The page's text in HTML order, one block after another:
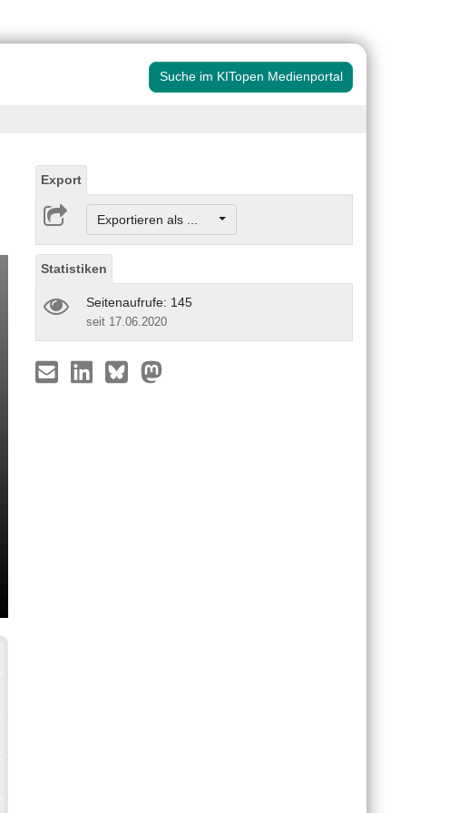
Suche im KITopen Medienportal
Export
Exportieren als ...
Statistiken
Seitenaufrufe: 145
seit 17.06.2020